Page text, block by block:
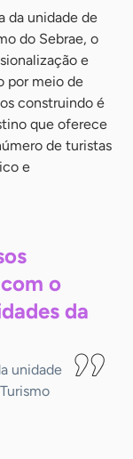
da unidade de
do Sebrae, o
e
por meio de
construindo é
que oferece
de turistas
e
o
da
unidade